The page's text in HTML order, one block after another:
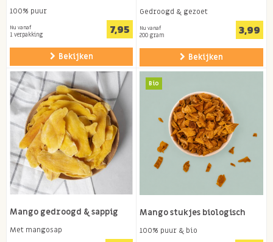
100% puur
Nu vanaf
1 verpakking 7,95
Bekijken
Gedroogd & gezoet
Nu vanaf
200 gram 3,99
Bekijken
Mango gedroogd & sappig
Met mangosap
Bio
Mango stukjes biologisch
100% puur & bio